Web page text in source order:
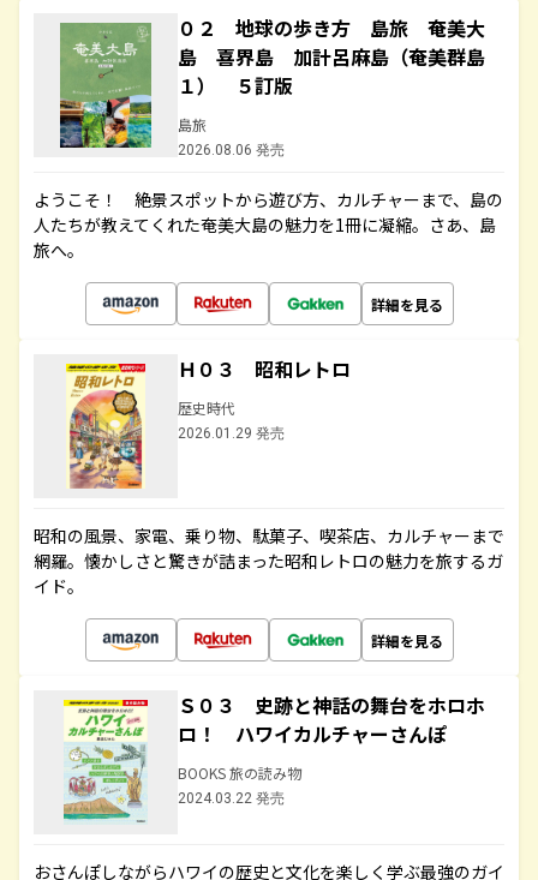
０２ 地球の歩き方 島旅 奄美大
島 喜界島 加計呂麻島（奄美群島
１） ５訂版
島旅
2026.08.06 発売
ようこそ！ 絶景スポットから遊び方、カルチャーまで、島の
人たちが教えてくれた奄美大島の魅力を1冊に凝縮。さあ、島
旅へ。
詳細を見る
Ｈ０３ 昭和レトロ
歴史時代
2026.01.29 発売
昭和の風景、家電、乗り物、駄菓子、喫茶店、カルチャーまで
網羅。懐かしさと驚きが詰まった昭和レトロの魅力を旅するガ
イド。
詳細を見る
Ｓ０３ 史跡と神話の舞台をホロホ
ロ！ ハワイカルチャーさんぽ
BOOKS 旅の読み物
2024.03.22 発売
おさんぽしながらハワイの歴史と文化を楽しく学ぶ最強のガイ